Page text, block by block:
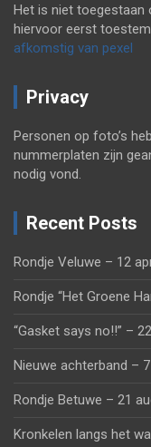
Het is niet toegestaan
hiervoor eerst
afkomstig van pexel
Privacy
Personen op foto’s
nummerplaten zijn
nodig vond.
Recent Posts
Rondje Veluwe – 12
Rondje “Het Groene
“Gasket says no!!” –
Nieuwe achterband – 7
Rondje Betuwe – 21
Kronkelen langs het